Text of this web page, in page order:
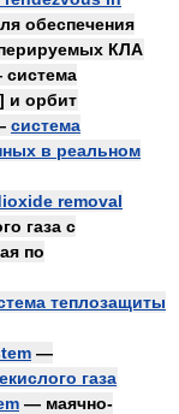
обеспечения
КЛА
и орбит
система
в реальном
removal
газа с
по
теплозащиты
—
газа
— маячно-